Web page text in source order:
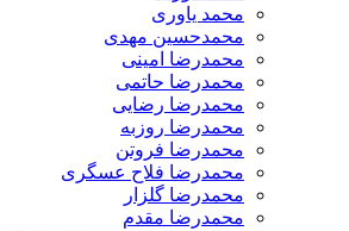
محمد یاوری
محمدحسین مهدی
محمدرضا امینی
محمدرضا حاتمی
محمدرضا رضایی
محمدرضا روزبه
محمدرضا فروتن
محمدرضا فلاح عسگری
محمدرضا گلزار
محمدرضا مقدم